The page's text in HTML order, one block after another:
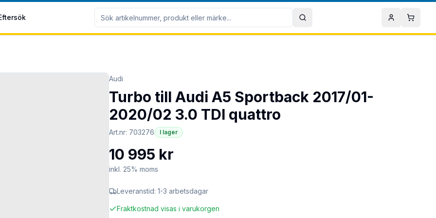
Sök Mitt konto
Audi
Turbo till Audi A5 Sportback 2017/01-
2020/02 3.0 TDI quattro
Art.nr: 703276 I lager
10 995 kr
inkl. 25% moms
Leveranstid: 1-3 arbetsdagar
Fraktkostnad visas i varukorgen